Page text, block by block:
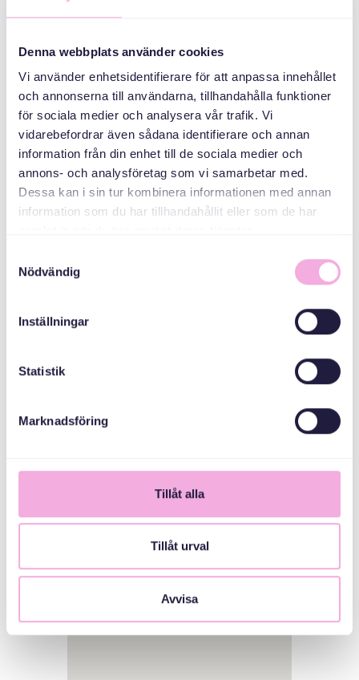
Denna webbplats använder cookies
Vi använder enhetsidentifierare för att anpassa innehållet
och annonserna till användarna, tillhandahålla funktioner
för sociala medier och analysera vår trafik. Vi
vidarebefordrar även sådana identifierare och annan
information från din enhet till de sociala medier och
annons- och analysföretag som vi samarbetar med.
Dessa kan i sin tur kombinera informationen med annan
information som du har tillhandahållit eller som de har
Nödvändig
Inställningar
Statistik
Marknadsföring
Tillåt alla
Tillåt urval
Avvisa
bokningen@svenskamedbaby.se
Folkhälsomyndigheterna
Kronprinsessan
Margaretas
Minnesfond
1